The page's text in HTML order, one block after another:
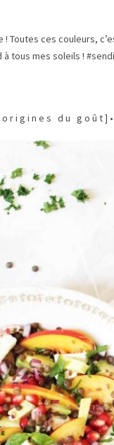
Toutes ces couleurs,
à tous mes soleils !
r i g i n e s d u g o û t ] •